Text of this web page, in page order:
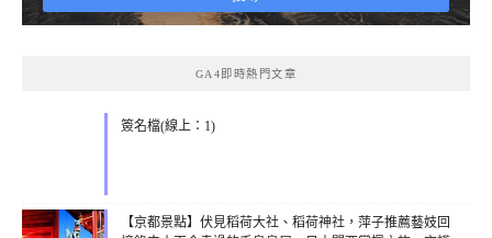
GA4即時熱門文章
簽名檔(線上：1)
【京都景點】伏見稻荷大社、稻荷神社，萍子推薦藝妓回